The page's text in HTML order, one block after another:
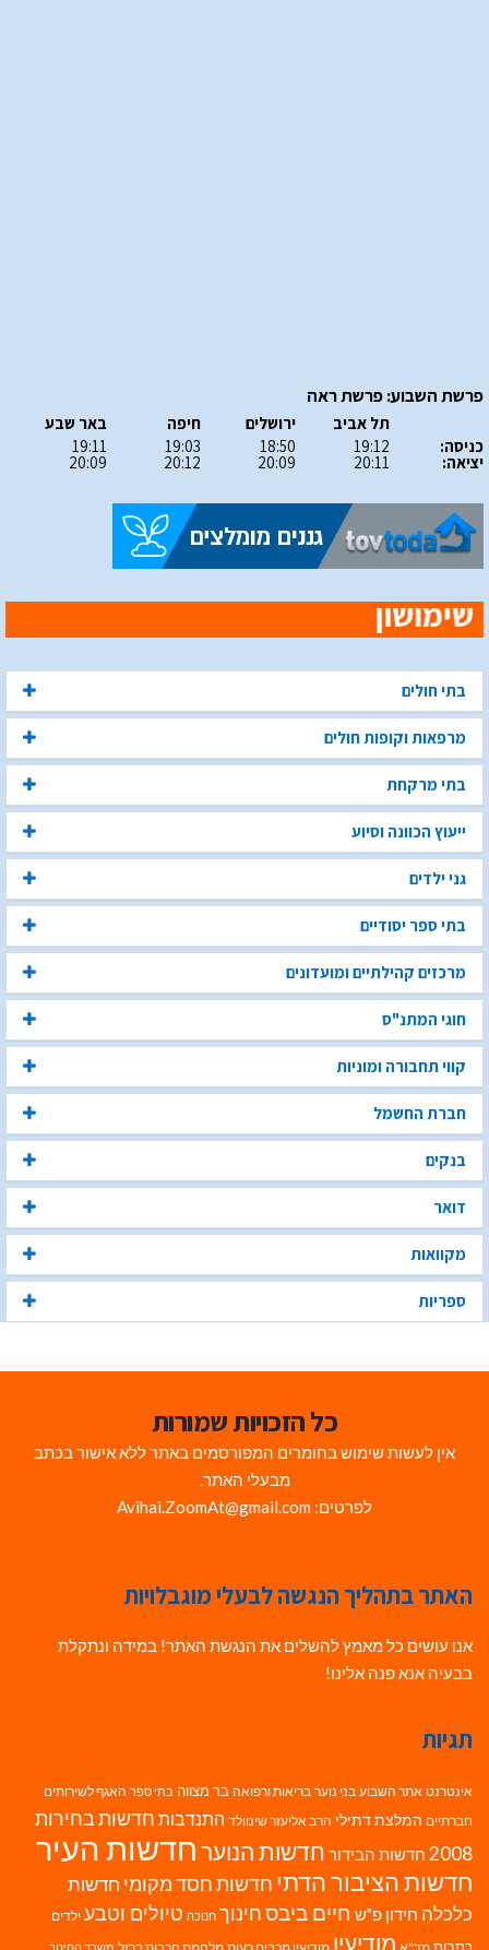
פרשת השבוע: פרשת ראה
כניסה:
יציאה:
תל אביב
19:12
20:11
ירושלים
18:50
20:09
חיפה
19:03
20:12
באר שבע
19:11
20:09
בתי חולים
מרפאות וקופות חולים
בתי מרקחת
ייעוץ הכוונה וסיוע
גני ילדים
בתי ספר יסודיים
מרכזים קהילתיים ומועדונים
חוגי המתנ"ס
קווי תחבורה ומוניות
חברת החשמל
בנקים
דואר
מקוואות
ספריות
כל הזכויות שמורות
אין לעשות שימוש בחומרים המפורסמים באתר ללא אישור בכתב
מבעלי האתר.
לפרטים: Avihai.ZoomAt@gmail.com
האתר בתהליך הנגשה לבעלי מוגבלויות
אנו עושים כל מאמץ להשלים את הנגשת האתר! במידה ונתקלת
בבעיה אנא פנה אלינו!
תגיות
אינטרנט אתר השבוע בני נוער בריאות ורפואה בר מצווה בתי ספר האגף לשירותים
חברתיים המלצת דתילי הרב אליעזר שינוולד התנדבות חדשות בחירות
2008 חדשות הבידור חדשות הנוערחדשות העיר
חדשות הציבור הדתי חדשות חסד מקומי חדשות
כלכלה חידון פ"ש חיים ביבסחינוך חנוכה טיולים וטבע ילדים
מודיעין משרד החינוך